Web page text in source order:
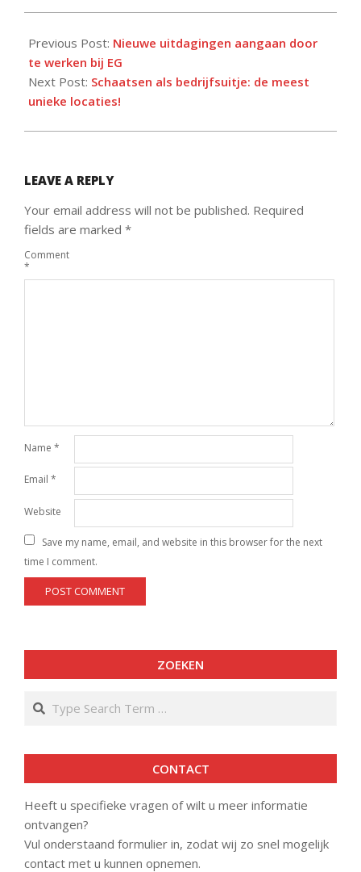
01-
30
Previous Post: Nieuwe uitdagingen aangaan door
te werken bij EG
Next Post: Schaatsen als bedrijfsuitje: de meest
unieke locaties!
LEAVE A REPLY
Your email address will not be published. Required
fields are marked *
Comment
*
Name *
Email *
Website
Save my name, email, and website in this browser for the next
time I comment.
ZOEKEN
Search
CONTACT
Heeft u specifieke vragen of wilt u meer informatie
ontvangen?
Vul onderstaand formulier in, zodat wij zo snel mogelijk
contact met u kunnen opnemen.